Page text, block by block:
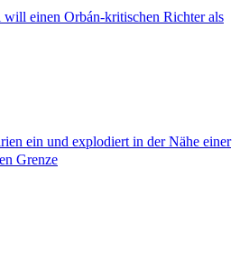
will einen Orbán-kritischen Richter als
ein und explodiert in der Nähe einer
Grenze